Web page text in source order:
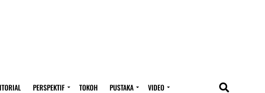
PERSPEKTIF TOKOH PUSTAKA VIDEO